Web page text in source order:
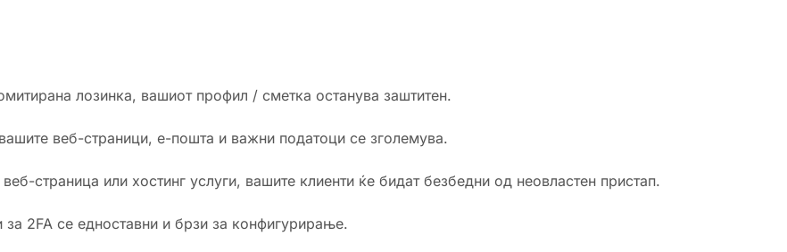
лозинка, вашиот профил / сметка останува заштитен.
веб-страници, е-пошта и важни податоци се зголемува.
страница или хостинг услуги, вашите клиенти ќе бидат безбедни од неовластен пристап.
за 2FA се едноставни и брзи за конфигурирање.